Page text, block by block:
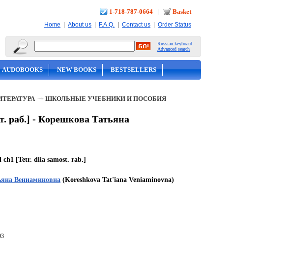
1-718-787-0664 | Basket
Home | About us | F.A.Q. | Contact us | Order Status
Russian keyboard
Advanced search
AUDOBOOKS NEW BOOKS BESTSELLERS
ШКОЛЬНЫЕ УЧЕБНИКИ И ПОСОБИЯ
раб.] - Корешкова Татьяна
[Tetr. dlia samost. rab.]
Вениаминовна (Koreshkova Tat'iana Veniaminovna)